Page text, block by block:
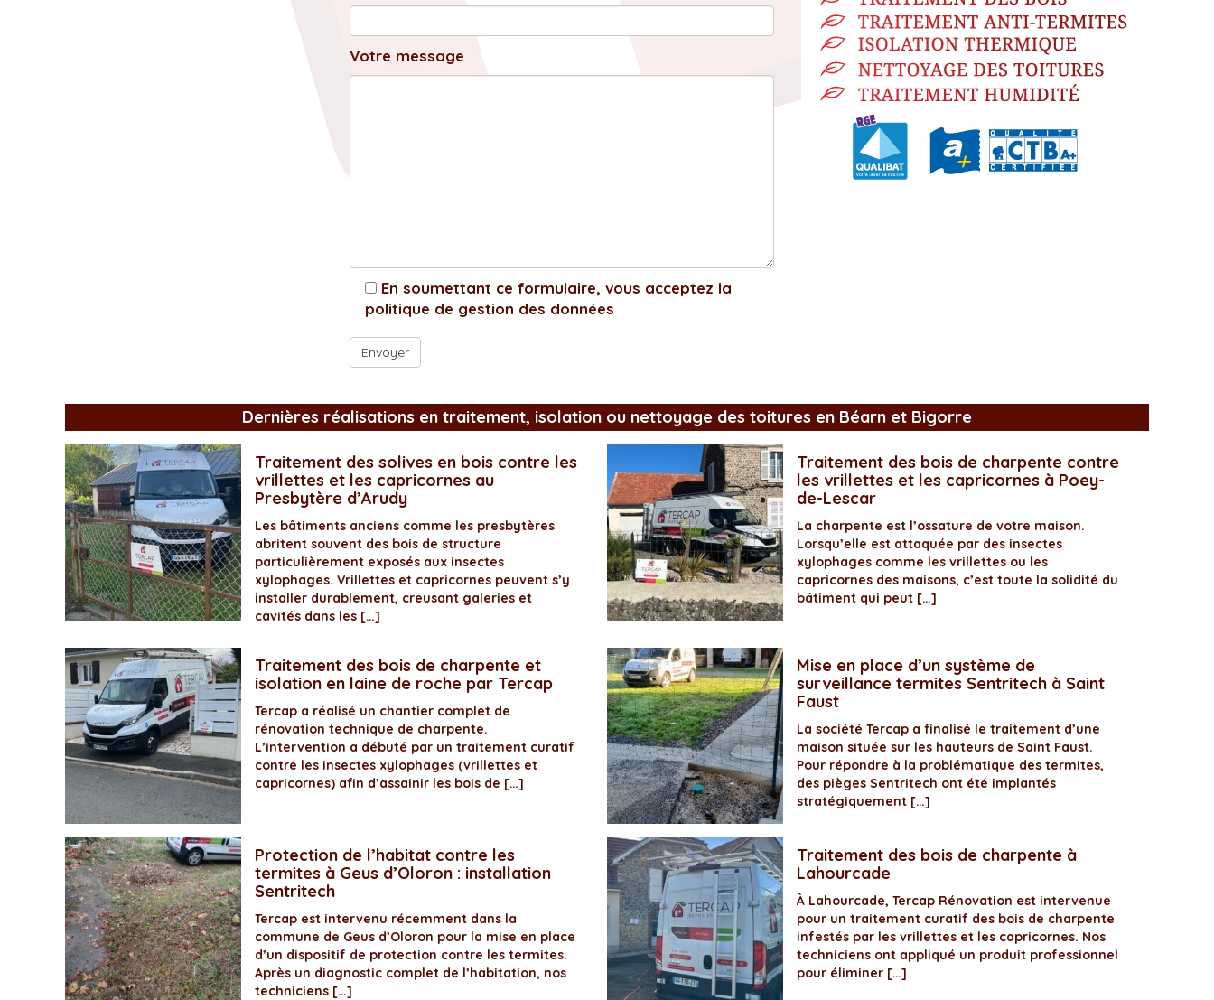
Votre message
En soumettant ce formulaire, vous acceptez la
politique de gestion des données
Dernières réalisations en traitement, isolation ou nettoyage des toitures en Béarn et Bigorre
Traitement des solives en bois contre les
vrillettes et les capricornes au
Presbytère d’Arudy
Les bâtiments anciens comme les presbytères
abritent souvent des bois de structure
particulièrement exposés aux insectes
xylophages. Vrillettes et capricornes peuvent s’y
installer durablement, creusant galeries et
cavités dans les […]
Traitement des bois de charpente contre
les vrillettes et les capricornes à Poey-
de-Lescar
La charpente est l’ossature de votre maison.
Lorsqu’elle est attaquée par des insectes
xylophages comme les vrillettes ou les
capricornes des maisons, c’est toute la solidité du
bâtiment qui peut […]
Traitement des bois de charpente et
isolation en laine de roche par Tercap
Tercap a réalisé un chantier complet de
rénovation technique de charpente.
L’intervention a débuté par un traitement curatif
contre les insectes xylophages (vrillettes et
capricornes) afin d’assainir les bois de […]
Mise en place d’un système de
surveillance termites Sentritech à Saint
Faust
La société Tercap a finalisé le traitement d’une
maison située sur les hauteurs de Saint Faust.
Pour répondre à la problématique des termites,
des pièges Sentritech ont été implantés
stratégiquement […]
Protection de l’habitat contre les
termites à Geus d’Oloron : installation
Sentritech
Tercap est intervenu récemment dans la
commune de Geus d’Oloron pour la mise en place
d’un dispositif de protection contre les termites.
Après un diagnostic complet de l’habitation, nos
techniciens […]
Traitement des bois de charpente à
Lahourcade
À Lahourcade, Tercap Rénovation est intervenue
pour un traitement curatif des bois de charpente
infestés par les vrillettes et les capricornes. Nos
techniciens ont appliqué un produit professionnel
pour éliminer […]